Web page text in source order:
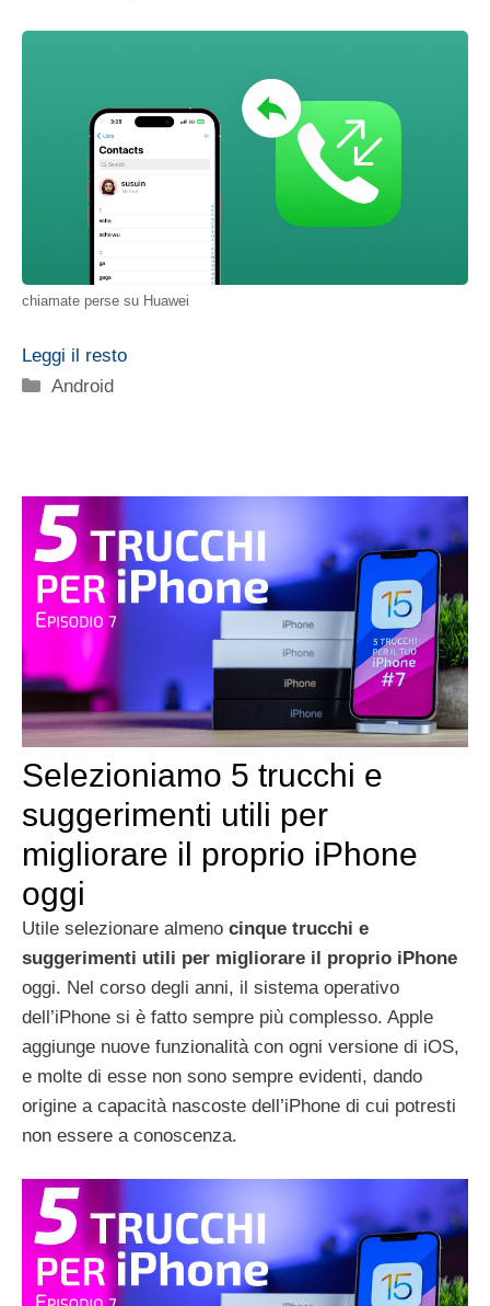
chiamate perse su Huawei
Leggi il resto
Categorie
Android
Selezioniamo 5 trucchi e
suggerimenti utili per
migliorare il proprio iPhone
oggi
Utile selezionare almeno cinque trucchi e
suggerimenti utili per migliorare il proprio iPhone
oggi. Nel corso degli anni, il sistema operativo
dell’iPhone si è fatto sempre più complesso. Apple
aggiunge nuove funzionalità con ogni versione di iOS,
e molte di esse non sono sempre evidenti, dando
origine a capacità nascoste dell’iPhone di cui potresti
non essere a conoscenza.